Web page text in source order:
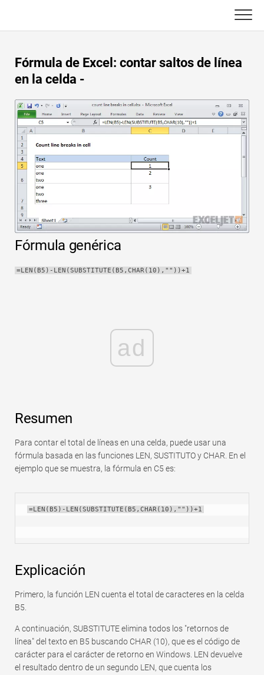
content
Funciones de Excel
Gráfico
Consejos de Excel
Fórmula
Glosario
Lecciones
C ++
DSA
Java
JavaScript
Kotlin
Pitón
Rápido
Fórmula de Excel: contar saltos de línea
en la celda -
Fórmula genérica
=LEN(B5)-LEN(SUBSTITUTE(B5,CHAR(10),""))+1
ad
Resumen
Para contar el total de líneas en una celda, puede usar una
fórmula basada en las funciones LEN, SUSTITUTO y CHAR. En el
ejemplo que se muestra, la fórmula en C5 es:
=LEN(B5)-LEN(SUBSTITUTE(B5,CHAR(10),""))+1
Explicación
Primero, la función LEN cuenta el total de caracteres en la celda
B5.
A continuación, SUBSTITUTE elimina todos los "retornos de
línea" del texto en B5 buscando CHAR (10), que es el código de
carácter para el carácter de retorno en Windows. LEN devuelve
el resultado dentro de un segundo LEN, que cuenta los